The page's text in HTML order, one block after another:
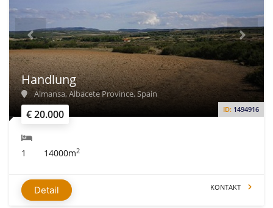
€ 20.000 ID: 1494916
Handlung
Almansa, Albacete Province, Spain
1 14000m2
Detail KONTAKT